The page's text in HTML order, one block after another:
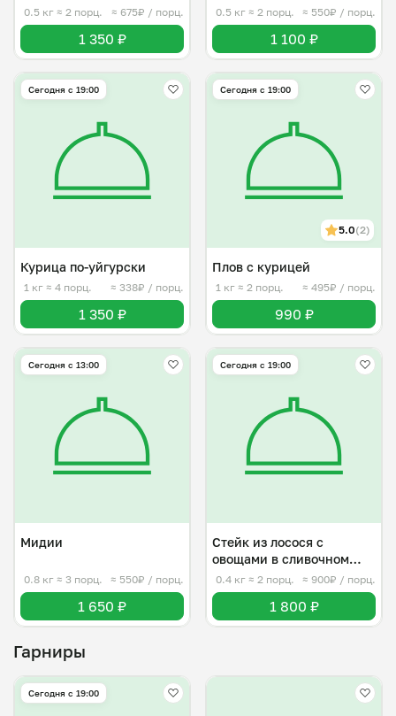
0.5 кг ≈ 2 порц. ≈ 675₽ / порц.
1 350 ₽
0.5 кг ≈ 2 порц. ≈ 550₽ / порц.
1 100 ₽
Сегодня с 19:00
Курица по-уйгурски
1 кг ≈ 4 порц. ≈ 338₽ / порц.
1 350 ₽
Сегодня с 19:00
5.0(2)
Плов с курицей
1 кг ≈ 2 порц. ≈ 495₽ / порц.
990 ₽
Сегодня с 13:00
Мидии
0.8 кг ≈ 3 порц. ≈ 550₽ / порц.
1 650 ₽
Сегодня с 19:00
Стейк из лосося с
овощами в сливочном
соусе
0.4 кг ≈ 2 порц. ≈ 900₽ / порц.
1 800 ₽
Гарниры
Сегодня с 19:00